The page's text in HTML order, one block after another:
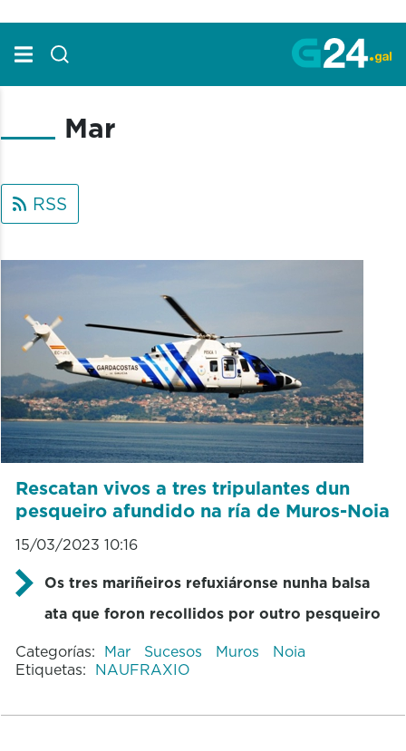
Mar
RSS
Rescatan vivos a tres tripulantes dun
pesqueiro afundido na ría de Muros-Noia
15/03/2023 10:16
Os tres mariñeiros refuxiáronse nunha balsa
ata que foron recollidos por outro pesqueiro
Categorías: Mar Sucesos Muros
Noia
Etiquetas: NAUFRAXIO